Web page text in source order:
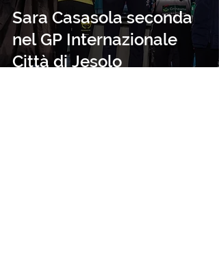
Sara Casasola seconda
nel GP Internazionale
Città di Jesolo